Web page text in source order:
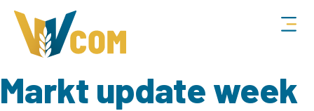
Markt update week